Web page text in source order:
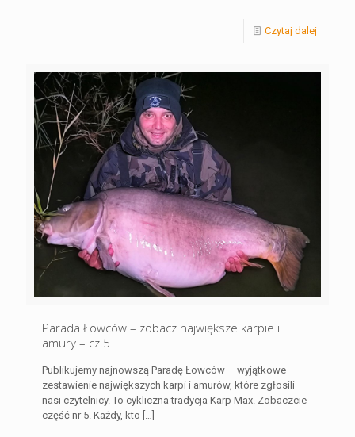
Czytaj dalej
Parada Łowców – zobacz największe karpie i
amury – cz.5
Publikujemy najnowszą Paradę Łowców – wyjątkowe
zestawienie największych karpi i amurów, które zgłosili
nasi czytelnicy. To cykliczna tradycja Karp Max. Zobaczcie
część nr 5. Każdy, kto